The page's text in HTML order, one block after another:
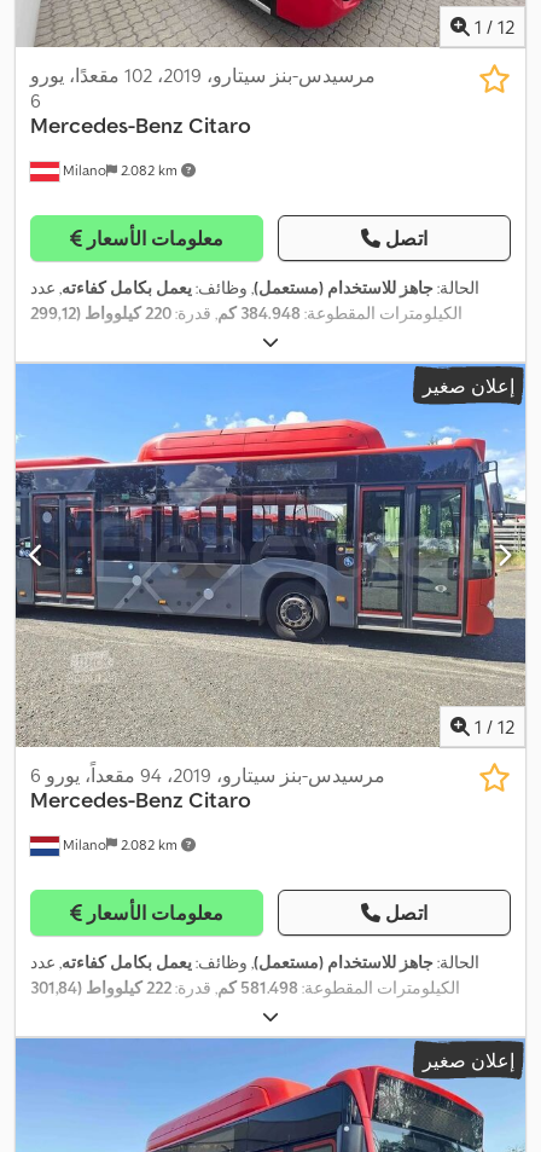
1 / 12
Milano 2.082 km
مرسيدس-بنز سيتارو، 2019، 102 مقعدًا، يورو
6
Mercedes-Benz Citaro
معلومات الأسعار اتصل
الحالة:جاهز للاستخدام (مستعمل), وظائف:يعمل بكامل كفاءته, عدد
الكيلومترات المقطوعة: 384.948 كم , قدرة:
220 كيلوواط (299,12
, نوع الوقود:
أماكن الوقوف:69, نوع التروس:تلقائي, تكوين المحور:محورين, فئة
275/70 R22.5, الطول
, العرض الكلي:2.550 مم
معدات:تكييف الهواء, سخان التدفئة أثناء التوقف, ملائم لذوي الاحتياجات
الخاصة, نظام التحكم في الجر, نظام الفرامل المانعة للانغلاق (ABS),
إعلان صغير
1 / 12
Milano 2.082 km
مرسيدس-بنز سيتارو، 2019، 94 مقعداً، يورو 6
Mercedes-Benz Citaro
معلومات الأسعار اتصل
الحالة:جاهز للاستخدام (مستعمل), وظائف:يعمل بكامل كفاءته, عدد
الكيلومترات المقطوعة: 581.498 كم , قدرة:
222 كيلوواط (301,84
, نوع الوقود:
أماكن الوقوف:59, نوع التروس:تلقائي, تكوين المحور:محورين, الفحص
, فئة الانبعاثات:يورو 6
, الطول الكلي:12.140 مم , معدات:تكييف الهواء, سخان التدفئة
أثناء التوقف, ملائم لذوي الاحتياجات الخاصة, نظام التحكم في الجر,
نظام الفرامل المانعة للانغلاق (ABS),
إعلان صغير